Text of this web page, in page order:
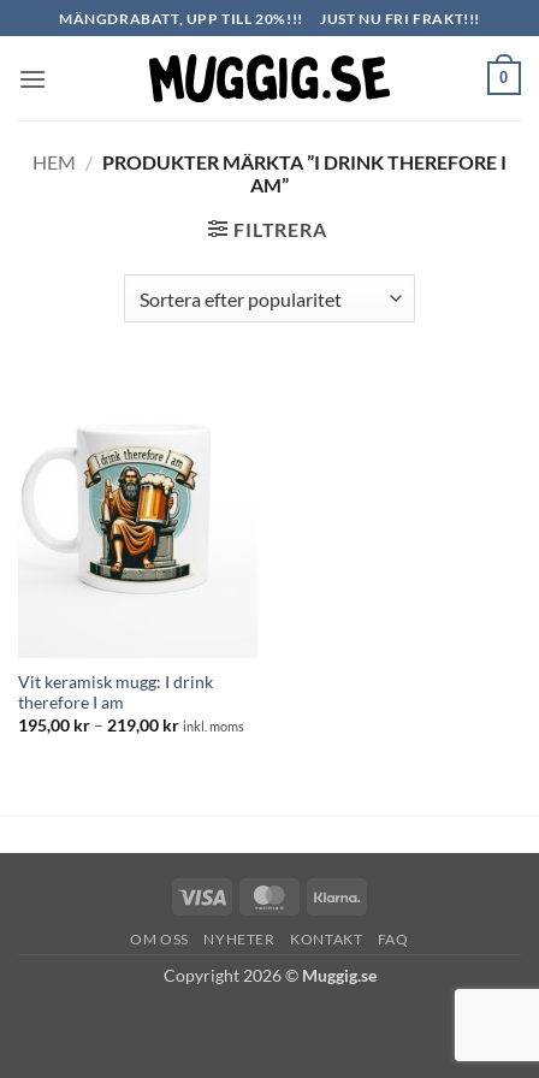
to
content
MÄNGDRABATT, UPP TILL 20%!!! JUST NU FRI FRAKT!!!
0
HEM / PRODUKTER MÄRKTA ”I DRINK THEREFORE I
AM”
FILTRERA
Vit keramisk mugg: I drink
therefore I am
195,00 kr – 219,00 krPrisintervall:
inkl. moms
Visa MasterCard
OM OSS NYHETER KONTAKT FAQ
Copyright 2026 © Muggig.se